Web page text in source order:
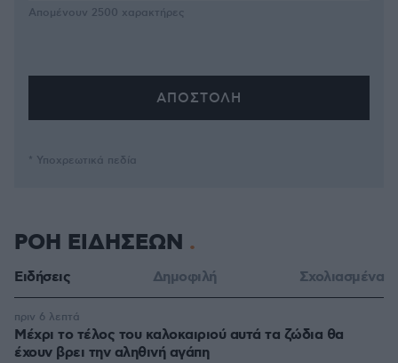
Απομένουν 2500 χαρακτήρες
* Υποχρεωτικά πεδία
ΡΟΗ ΕΙΔΗΣΕΩΝ
Ειδήσεις Δημοφιλή Σχολιασμένα
Μέχρι το τέλος του καλοκαιριού αυτά τα ζώδια θα
έχουν βρει την αληθινή αγάπη
πριν 6 λεπτά